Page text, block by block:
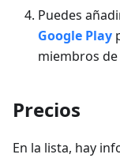
Puedes
Google Play
miembros
Precios
En la lista, hay